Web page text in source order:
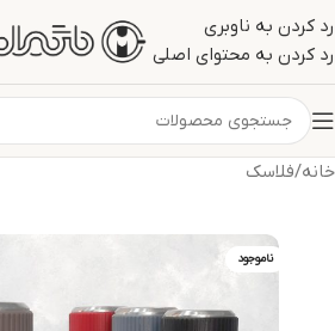
رد کردن به ناوبری
رد کردن به محتوای اصلی
خانه/فلاسک
ناموجود